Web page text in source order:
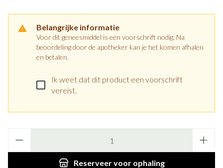
Belangrijke informatie
Voor dit geneesmiddel is een voorschrift nodig. Na
beoordeling door de apotheker kan je het komen afhalen
en betalen.
Ik weet dat dit product een voorschrift
vereist.
Reserveervoor ophaling